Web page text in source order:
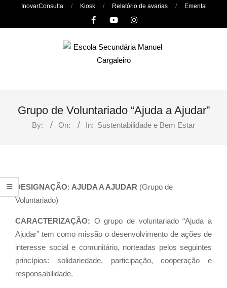
InovarConsulta Kiosk Relatório de avarias Ementa
Primary
Grupo de Voluntariado “Ajuda a Ajudar”
By: On: In: Sustentabilidade e Bem Estar
DESIGNAÇÃO: AJUDA A AJUDAR (Grupo de
Voluntariado)
CARACTERIZAÇÃO: O grupo de voluntariado “Ajuda a
Ajudar” tem como missão o desenvolvimento de ações de
interesse social e comunitário, norteadas pelos seguintes
princípios: solidariedade, participação, cooperação e
responsabilidade.